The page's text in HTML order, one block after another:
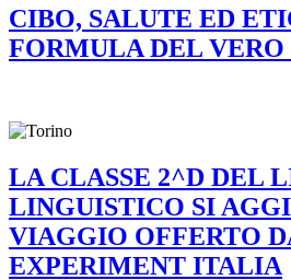
CIBO, SALUTE ED
FORMULA DEL VERO
LA CLASSE 2^D DEL
LINGUISTICO SI
VIAGGIO OFFERTO
EXPERIMENT ITALIA